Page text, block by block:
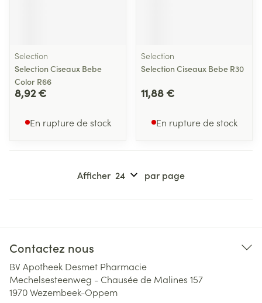
Selection
Selection Ciseaux Bebe
Color R66
8,92 €
En rupture de stock
Selection
Selection Ciseaux Bebe R30
11,88 €
En rupture de stock
Afficher par page
Contactez nous
BV Apotheek Desmet Pharmacie
Mechelsesteenweg - Chausée de Malines 157
1970Wezembeek-Oppem